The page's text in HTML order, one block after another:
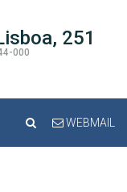
251
000
WEBMAIL